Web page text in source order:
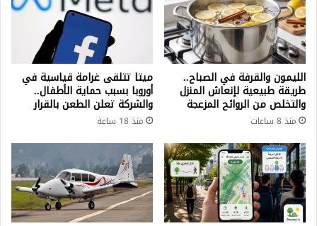
الليمون والقرفة في الصباح..
طريقة طبيعية لإنعاش المنزل
والتخلص من الروائح المزعجة
منذ 8 ساعات
ميتا تتلقى غرامة قياسية في
أوروبا بسبب حماية الأطفال..
والشركة تعلن الطعن بالقرار
منذ 18 ساعة